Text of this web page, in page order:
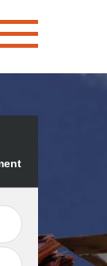
zingueur
21